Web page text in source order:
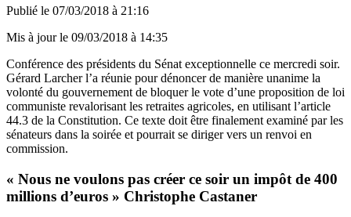
Publié le 07/03/2018 à 21:16
Mis à jour le 09/03/2018 à 14:35
Conférence des présidents du Sénat exceptionnelle ce mercredi soir.
Gérard Larcher l’a réunie pour dénoncer de manière unanime la
volonté du gouvernement de bloquer le vote d’une proposition de loi
communiste revalorisant les retraites agricoles, en utilisant l’article
44.3 de la Constitution. Ce texte doit être finalement examiné par les
sénateurs dans la soirée et pourrait se diriger vers un renvoi en
commission.
« Nous ne voulons pas créer ce soir un impôt de 400
millions d’euros » Christophe Castaner